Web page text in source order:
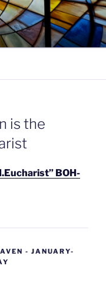
is the
BOH-
- JANUARY-